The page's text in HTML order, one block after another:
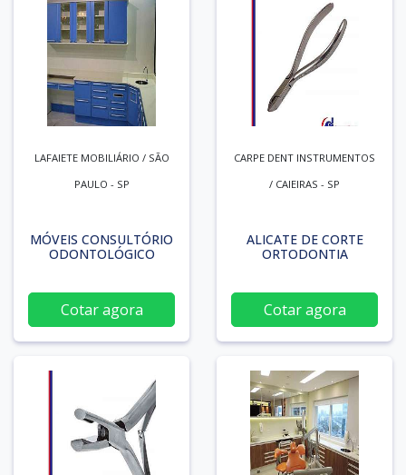
LAFAIETE MOBILIÁRIO / SÃO
PAULO - SP
MÓVEIS CONSULTÓRIO
ODONTOLÓGICO
Cotar agora
CARPE DENT INSTRUMENTOS
/ CAIEIRAS - SP
ALICATE DE CORTE
ORTODONTIA
Cotar agora